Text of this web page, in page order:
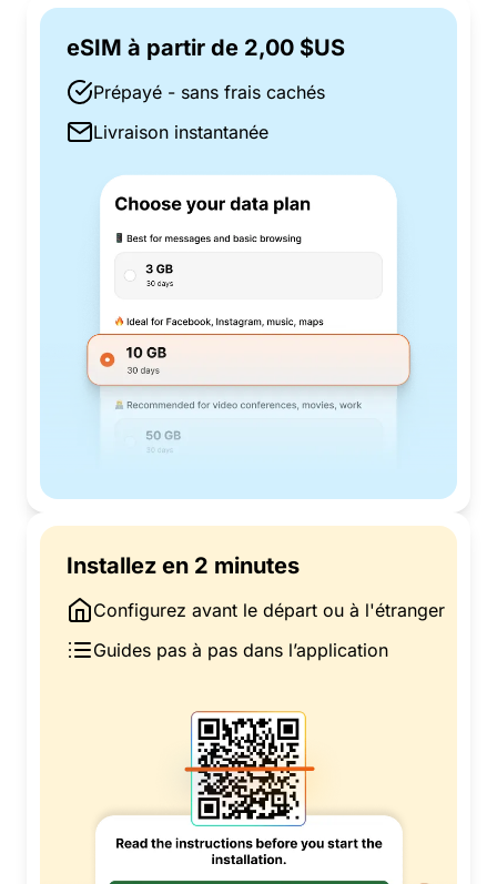
eSIM à partir de 2,00 $US
Prépayé - sans frais cachés
Livraison instantanée
Installez en 2 minutes
Configurez avant le départ ou à l'étranger
Guides pas à pas dans l’application